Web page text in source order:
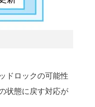
ドロックの可能性
状態に戻す対応が